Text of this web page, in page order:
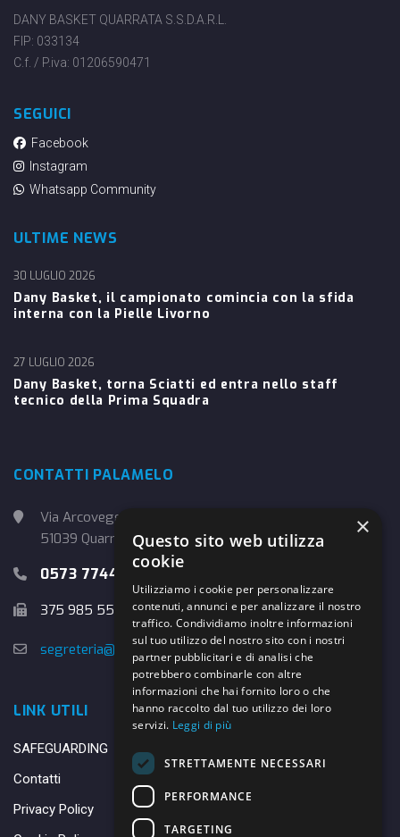
DANY BASKET QUARRATA S.S.D.A.R.L.
FIP: 033134
C.f. / P.iva: 01206590471
SEGUICI
Facebook
Instagram
Whatsapp Community
ULTIME NEWS
Dany Basket, il campionato comincia con la sfida
interna con la Pielle Livorno
30 LUGLIO 2026
Dany Basket, torna Sciatti ed entra nello staff
tecnico della Prima Squadra
27 LUGLIO 2026
CONTATTI PALAMELO
Via Arcoveggio, 4
51039 Quarrata (PT)
0573 774457
375 985 5526
segreteria@danybasket.it
LINK UTILI
SAFEGUARDING
Contatti
Privacy Policy
×
Questo sito web utilizza
cookie
Utilizziamo i cookie per personalizzare
contenuti, annunci e per analizzare il nostro
traffico. Condividiamo inoltre informazioni
sul tuo utilizzo del nostro sito con i nostri
partner pubblicitari e di analisi che
potrebbero combinarle con altre
informazioni che hai fornito loro o che
hanno raccolto dal tuo utilizzo dei loro
servizi. Leggi di più
STRETTAMENTE NECESSARI
PERFORMANCE
TARGETING